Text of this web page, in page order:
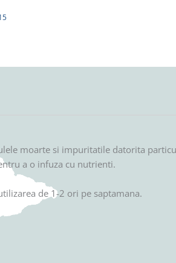
moarte si impuritatile datorita
a o infuza cu nutrienti.
de 1-2 ori pe saptamana.